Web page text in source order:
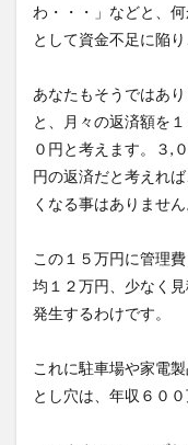
わ・・・」などと、
として資金不足に陥
あなたもそうではあ
と、月々の返済額を
０円と考えます。３,
円の返済だと考えれ
くなる事はありません
この１５万円に管理
均１２万円、少なく
発生するわけです。
これに駐車場や家電
とし穴は、年収６０